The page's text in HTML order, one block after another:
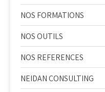
NOS FORMATIONS
NOS OUTILS
NOS REFERENCES
NEIDAN CONSULTING